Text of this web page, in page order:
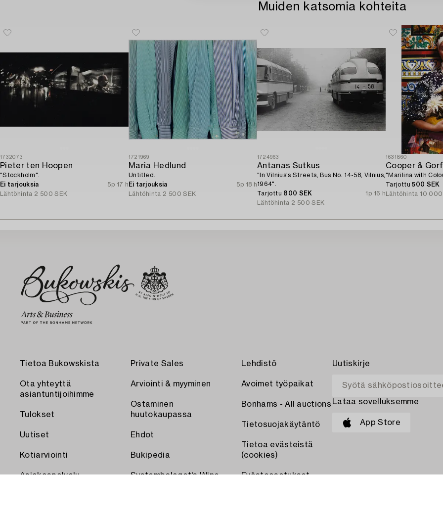
Muiden katsomia kohteita
1732073
Pieter ten Hoopen
"Stockholm".
Ei tarjouksia
5p 17 h
Lähtöhinta 2 500 SEK
1721969
Maria Hedlund
Untitled.
Ei tarjouksia
5p 18 h
Lähtöhinta 2 500 SEK
1724963
Antanas Sutkus
"In Vilnius's Streets, Bus No. 14-58, Vilnius,
1964".
Tarjottu 800 SEK
1p 16 h
Lähtöhinta 2 500 SEK
1631860
Cooper &
"Marilina with
Tarjottu500 SEK
Lähtöhinta 10 000
Tietoa Bukowskista
Ota yhteyttä
asiantuntijoihimme
Tulokset
Uutiset
Kotiarviointi
Asiakaspalvelu
Private Sales
Arviointi & myyminen
Ostaminen
huutokaupassa
Ehdot
Bukipedia
Systembolaget's Wine
Lehdistö
Avoimet työpaikat
Bonhams - All auctions
Tietosuojakäytäntö
Tietoa evästeistä
(cookies)
Evästeasetukset
Uutiskirje
Lataa sovelluksemme
App Store